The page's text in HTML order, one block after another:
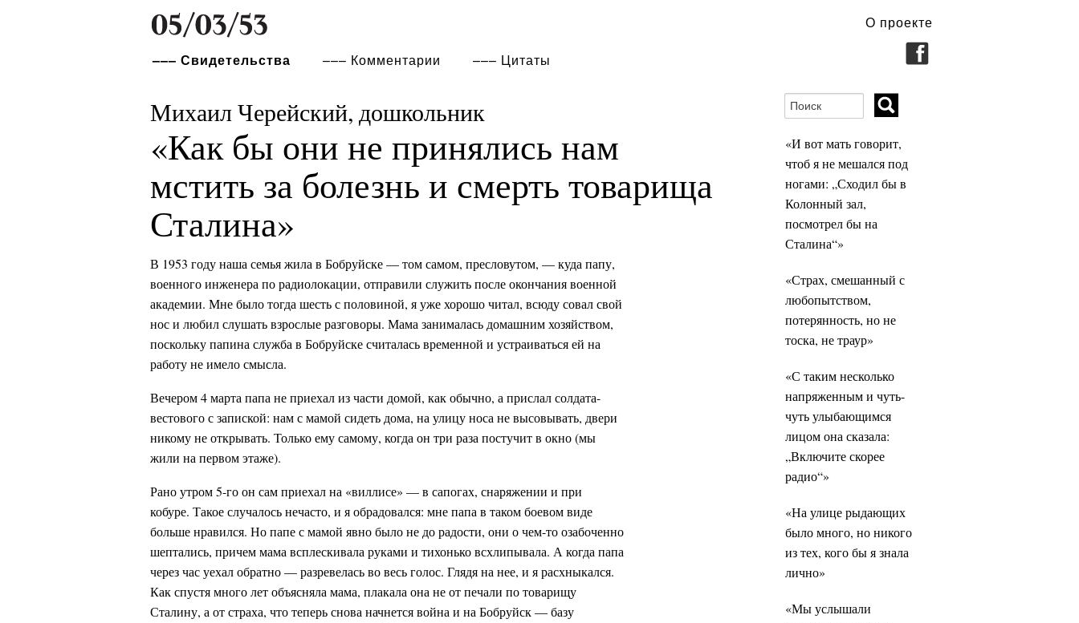
Свидетельства Комментарии Цитаты
О проекте
Михаил Черейский, дошкольник
«Как бы они не принялись нам
мстить за болезнь и смерть товарища
Сталина»
В 1953 году наша семья жила в Бобруйске — том самом, пресловутом, — куда папу,
военного инженера по радиолокации, отправили служить после окончания военной
академии. Мне было тогда шесть с половиной, я уже хорошо читал, всюду совал свой
нос и любил слушать взрослые разговоры. Мама занималась домашним хозяйством,
поскольку папина служба в Бобруйске считалась временной и устраиваться ей на
работу не имело смысла.
Вечером 4 марта папа не приехал из части домой, как обычно, а прислал солдата-
вестового с запиской: нам с мамой сидеть дома, на улицу носа не высовывать, двери
никому не открывать. Только ему самому, когда он три раза постучит в окно (мы
жили на первом этаже).
Рано утром 5-го он сам приехал на «виллисе» — в сапогах, снаряжении и при
кобуре. Такое случалось нечасто, и я обрадовался: мне папа в таком боевом виде
больше нравился. Но папе с мамой явно было не до радости, они о чем-то озабоченно
шептались, причем мама всплескивала руками и тихонько всхлипывала. А когда папа
через час уехал обратно — разревелась во весь голос. Глядя на нее, и я расхныкался.
Как спустя много лет объясняла мама, плакала она не от печали по товарищу
Сталину, а от страха, что теперь снова начнется война и на Бобруйск — базу
«И вот мать говорит,
чтоб я не мешался под
ногами: „Сходил бы в
Колонный зал,
посмотрел бы на
Сталина“»
«Страх, смешанный с
любопытством,
потерянность, но не
тоска, не траур»
«С таким несколько
напряженным и чуть-
чуть улыбающимся
лицом она сказала:
„Включите скорее
радио“»
«На улице рыдающих
было много, но никого
из тех, кого бы я знала
лично»
«Мы услышали